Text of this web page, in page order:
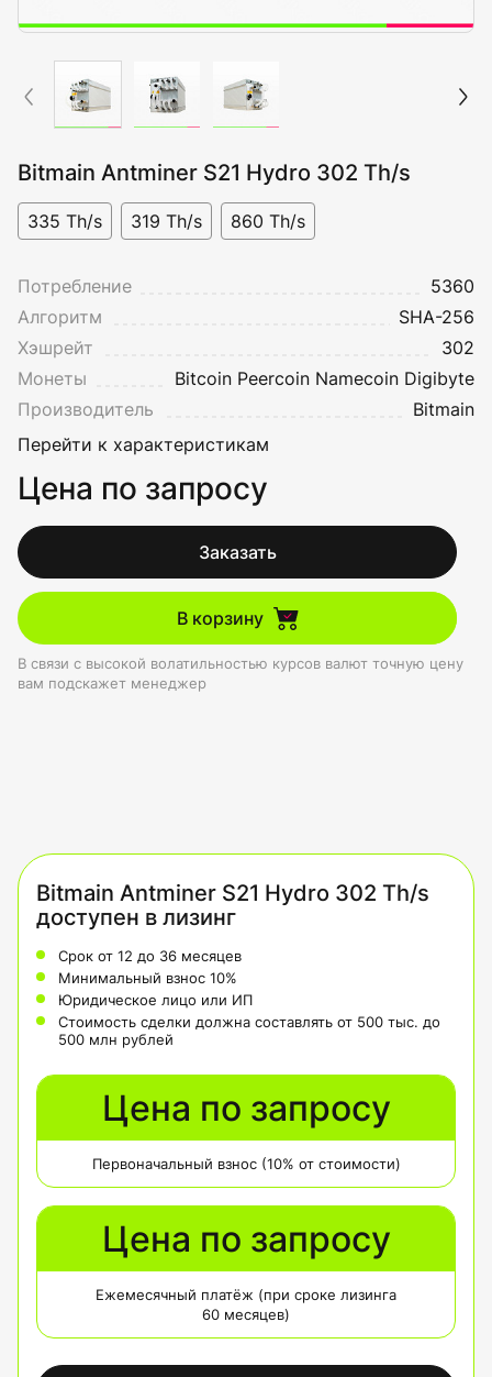
Bitmain Antminer S21 Hydro 302 Th/s
335 Th/s 319 Th/s 860 Th/s
Потребление
5360
Алгоритм
SHA-256
Хэшрейт
302
Монеты
Bitcoin Peercoin Namecoin Digibyte
Производитель
Bitmain
Перейти к характеристикам
Цена по запросу
Заказать
В корзину
В связи с высокой волатильностью курсов валют точную цену
вам подскажет менеджер
Bitmain Antminer S21 Hydro 302 Th/s
доступен в лизинг
Срок от 12 до 36 месяцев
Минимальный взнос 10%
Юридическое лицо или ИП
Стоимость сделки должна составлять от 500 тыс. до
500 млн рублей
Цена по запросу
Первоначальный взнос (10% от стоимости)
Цена по запросу
Ежемесячный платёж (при сроке лизинга
60 месяцев)